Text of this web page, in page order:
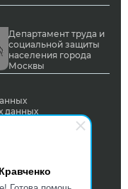
Департамент труда и
социальной защиты
населения города
Москвы
данных
Яндекс